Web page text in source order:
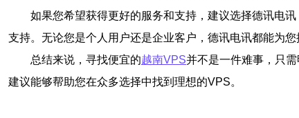
如果您希望获得更好的服务和支持，建议选择德讯电
支持。无论您是个人用户还是企业客户，德讯电讯都能为
总结来说，寻找便宜的越南VPS并不是一件难事，只
建议能够帮助您在众多选择中找到理想的VPS。